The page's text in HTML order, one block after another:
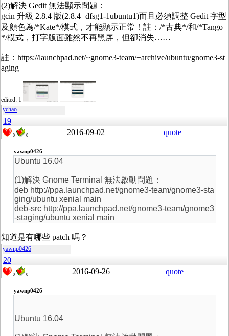
(2)解決 Gedit 無法顯示問題：
gcin 升級 2.8.4 版(2.8.4+dfsg1-1ubuntu1)而且必須調整 Gedit 字型
及顏色為/*Kate*/模式，才能顯示正常！註：/*古典*/和/*Tango
*/模式，打字版面雖然不再黑屏，但卻消失……
註：https://launchpad.net/~gnome3-team/+archive/ubuntu/gnome3-st
aging
edited: 1
ychao
19
0 0 2016-09-02 quote
yawnp0426
Ubuntu 16.04
(1)解決 Gnome Terminal 無法啟動問題：
deb http://ppa.launchpad.net/gnome3-team/gnome3-sta
ging/ubuntu xenial main
deb-src http://ppa.launchpad.net/gnome3-team/gnome3
-staging/ubuntu xenial main
知道是有哪些 patch 嗎？
yawnp0426
20
0 0 2016-09-26 quote
yawnp0426
Ubuntu 16.04